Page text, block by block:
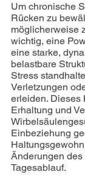
Um chronische
Rücken zu
möglicherweise
wichtig, eine
eine starke,
belastbare
Stress
Verletzungen
erleiden. Dieses
Erhaltung und
Einbeziehung
Änderungen
Tagesablauf.